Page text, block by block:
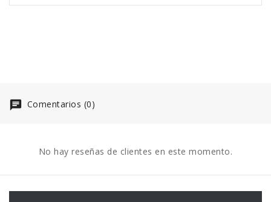
Comentarios (0)
No hay reseñas de clientes en este momento.